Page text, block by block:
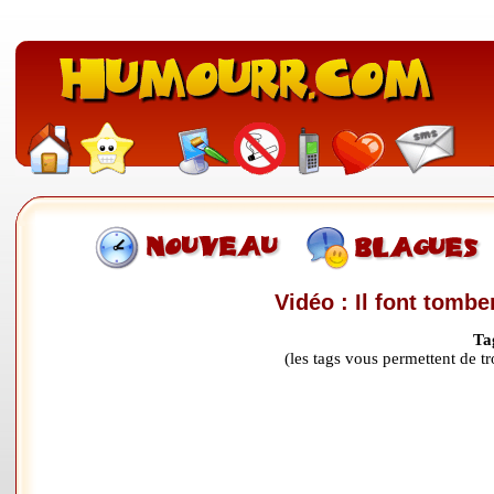
Vidéo : Il font
(les tags vous permettent de